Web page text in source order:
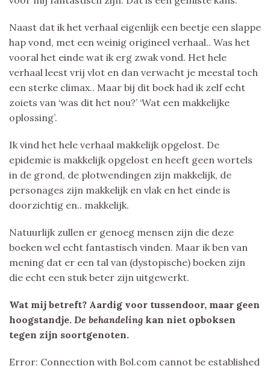
Naast dat ik het verhaal eigenlijk een beetje een slappe
hap vond, met een weinig origineel verhaal.. Was het
vooral het einde wat ik erg zwak vond. Het hele
verhaal leest vrij vlot en dan verwacht je meestal toch
een sterke climax.. Maar bij dit boek had ik zelf echt
zoiets van ‘was dit het nou?’ ‘Wat een makkelijke
oplossing’.
Ik vind het hele verhaal makkelijk opgelost. De
epidemie is makkelijk opgelost en heeft geen wortels
in de grond, de plotwendingen zijn makkelijk, de
personages zijn makkelijk en vlak en het einde is
doorzichtig en.. makkelijk.
Natuurlijk zullen er genoeg mensen zijn die deze
boeken wel echt fantastisch vinden. Maar ik ben van
mening dat er een tal van (dystopische) boeken zijn
die echt een stuk beter zijn uitgewerkt.
Wat mij betreft? Aardig voor tussendoor, maar geen
hoogstandje. De behandeling kan niet opboksen
tegen zijn soortgenoten.
Error: Connection with Bol.com cannot be established